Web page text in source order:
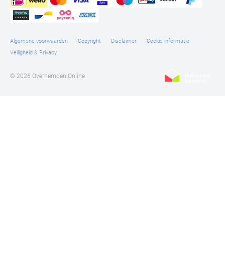
Algemene voorwaarden Copyright Disclaimer
Cookie informatie
Veiligheid & Privacy
© 2026 Overhemden Online